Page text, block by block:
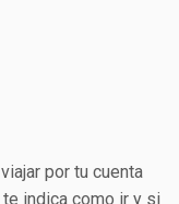
por tu cuenta
indica como ir y si